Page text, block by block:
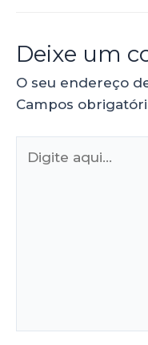
Deixe um
O seu endereço
Campos